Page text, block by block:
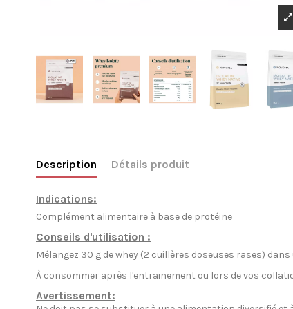
Description Détails produit
Indications:
Complément alimentaire à base de protéine
Conseils d'utilisation :
Mélangez 30 g de whey (2 cuillères doseuses rases)
À consommer après l'entrainement ou lors de vos
Avertissement: